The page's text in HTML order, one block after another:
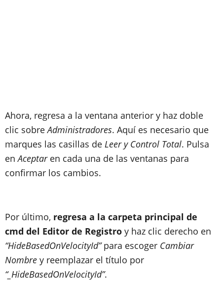
Ahora, regresa a la ventana anterior y haz doble
clic sobreAdministradores. Aquí es necesario que
marques las casillas de Leer y Control Total. Pulsa
enAceptar en cada una de las ventanas para
confirmar los cambios.
Por último, regresa a la carpeta principal de
cmd del Editor de Registro y haz clic derecho en
“HideBasedOnVelocityId”para escoger Cambiar
Nombre y reemplazar el título por
“_HideBasedOnVelocityId”.